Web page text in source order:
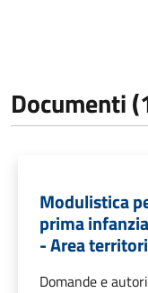
Documenti
Modulistica
prima
- Area
Domande e